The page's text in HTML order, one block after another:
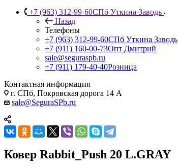
+7 (963) 312-99-60СПб Уткина Заводь
Назад
Телефоны
+7 (963) 312-99-60СПб Уткина Заводь
+7 (911) 160-00-73Опт Дмитрий
sale@seguraspb.ru
+7 (911) 179-40-40Розница
Контактная информация
г. СПб, Покровская дорога 14 А
sale@SeguraSPb.ru
Ковер Rabbit_Push 20 L.GRAY